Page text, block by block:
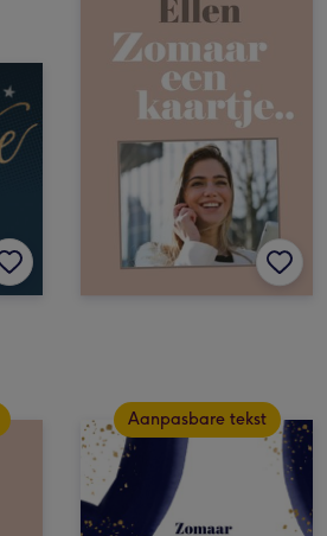
Aanpasbare tekst